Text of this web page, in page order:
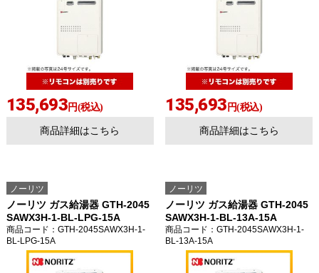
135,693円(税込)
商品詳細はこちら
135,693 円(税込)
商品詳細はこちら
ノーリツ
ノーリツ ガス給湯器 GTH-2045
SAWX3H-1-BL-LPG-15A
商品コード ：GTH-2045SAWX3H-1-
BL-LPG-15A
ノーリツ
ノーリツ ガス給湯器 GTH-2045
SAWX3H-1-BL-13A-15A
商品コード ：GTH-2045SAWX3H-1-
BL-13A-15A